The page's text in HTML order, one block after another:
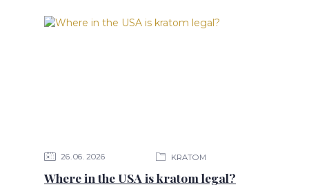
26 06 2026 KRATOM
Where in the USA is kratom legal?